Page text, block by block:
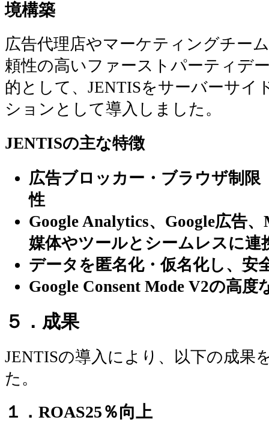
境構築
広告代理店やマーケティングチー
頼性の高いファーストパーティデ
的として、 JENTISをサーバーサイ
ションとして導入 しました。
JENTISの主な特徴
広告ブロッカー・ブラウザ制限
性
Google Analytics、Google広告
媒体やツールとシームレスに連
データを匿名化・仮名化し、安
Google Consent Mode V2の高度
５．成果
JENTISの導入により、以下の成果
た。
１．ROAS25％向上